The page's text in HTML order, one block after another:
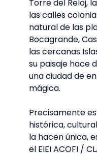
Torre del Reloj,
las calles
natural de las
Bocagrande,
las cercanas
su paisaje hace
una ciudad de
mágica.
Precisamente
histórica,
la hacen única,
el EIEI ACOFI /